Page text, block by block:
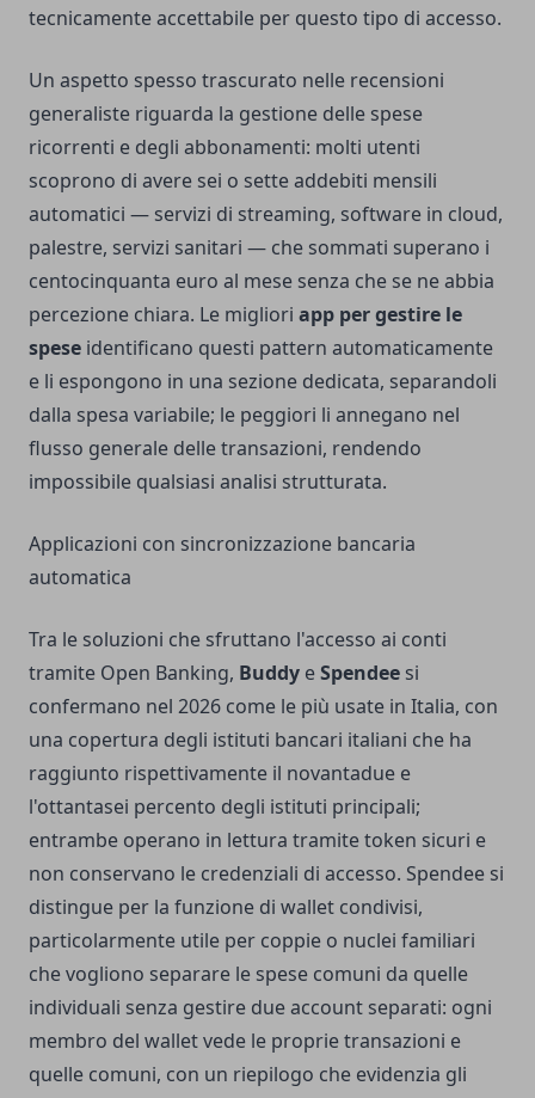
tecnicamente accettabile per questo tipo di accesso.
Un aspetto spesso trascurato nelle recensioni
generaliste riguarda la gestione delle spese
ricorrenti e degli abbonamenti: molti utenti
scoprono di avere sei o sette addebiti mensili
automatici — servizi di streaming, software in cloud,
palestre, servizi sanitari — che sommati superano i
centocinquanta euro al mese senza che se ne abbia
percezione chiara. Le migliori app per gestire le
spese identificano questi pattern automaticamente
e li espongono in una sezione dedicata, separandoli
dalla spesa variabile; le peggiori li annegano nel
flusso generale delle transazioni, rendendo
impossibile qualsiasi analisi strutturata.
Applicazioni con sincronizzazione bancaria
automatica
Tra le soluzioni che sfruttano l'accesso ai conti
tramite Open Banking, Buddy eSpendee si
confermano nel 2026 come le più usate in Italia, con
una copertura degli istituti bancari italiani che ha
raggiunto rispettivamente il novantadue e
l'ottantasei percento degli istituti principali;
entrambe operano in lettura tramite token sicuri e
non conservano le credenziali di accesso. Spendee si
distingue per la funzione di wallet condivisi,
particolarmente utile per coppie o nuclei familiari
che vogliono separare le spese comuni da quelle
individuali senza gestire due account separati: ogni
membro del wallet vede le proprie transazioni e
quelle comuni, con un riepilogo che evidenzia gli